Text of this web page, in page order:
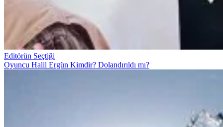
Editörün Seçtiği
Oyuncu Halil Ergün Kimdir? Dolandırıldı mı?